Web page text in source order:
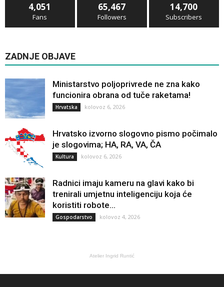
4,051
Fans
65,467
Followers
14,700
Subscribers
ZADNJE OBJAVE
Ministarstvo poljoprivrede ne zna kako
funcionira obrana od tuče raketama!
Hrvatska kolovoz 6, 2026
Hrvatsko izvorno slogovno pismo počimalo
je slogovima; HA, RA, VA, ČA
Kultura kolovoz 6, 2026
Radnici imaju kameru na glavi kako bi
trenirali umjetnu inteligenciju koja će
koristiti robote...
Gospodarstvo kolovoz 4, 2026
Atelier Ingrid Runtić